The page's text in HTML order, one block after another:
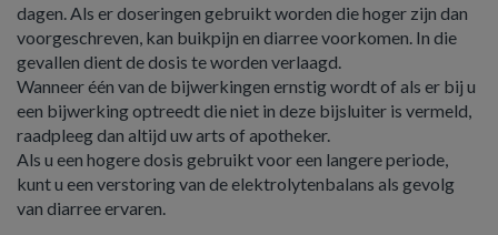
dagen. Als er doseringen gebruikt worden die hoger zijn dan
voorgeschreven, kan buikpijn en diarree voorkomen. In die
gevallen dient de dosis te worden verlaagd.
Wanneer één van de bijwerkingen ernstig wordt of als er bij u
een bijwerking optreedt die niet in deze bijsluiter is vermeld,
raadpleeg dan altijd uw arts of apotheker.
Als u een hogere dosis gebruikt voor een langere periode,
kunt u een verstoring van de elektrolytenbalans als gevolg
van diarree ervaren.